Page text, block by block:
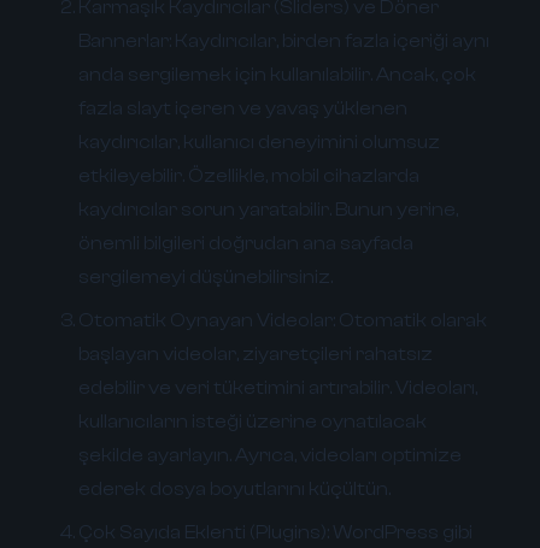
Karmaşık Kaydırıcılar (Sliders) ve Döner
Bannerlar: Kaydırıcılar, birden fazla içeriği aynı
anda sergilemek için kullanılabilir. Ancak, çok
fazla slayt içeren ve yavaş yüklenen
kaydırıcılar, kullanıcı deneyimini olumsuz
etkileyebilir. Özellikle, mobil cihazlarda
kaydırıcılar sorun yaratabilir. Bunun yerine,
önemli bilgileri doğrudan ana sayfada
sergilemeyi düşünebilirsiniz.
Otomatik Oynayan Videolar: Otomatik olarak
başlayan videolar, ziyaretçileri rahatsız
edebilir ve veri tüketimini artırabilir. Videoları,
kullanıcıların isteği üzerine oynatılacak
şekilde ayarlayın. Ayrıca, videoları optimize
ederek dosya boyutlarını küçültün.
Çok Sayıda Eklenti (Plugins): WordPress gibi